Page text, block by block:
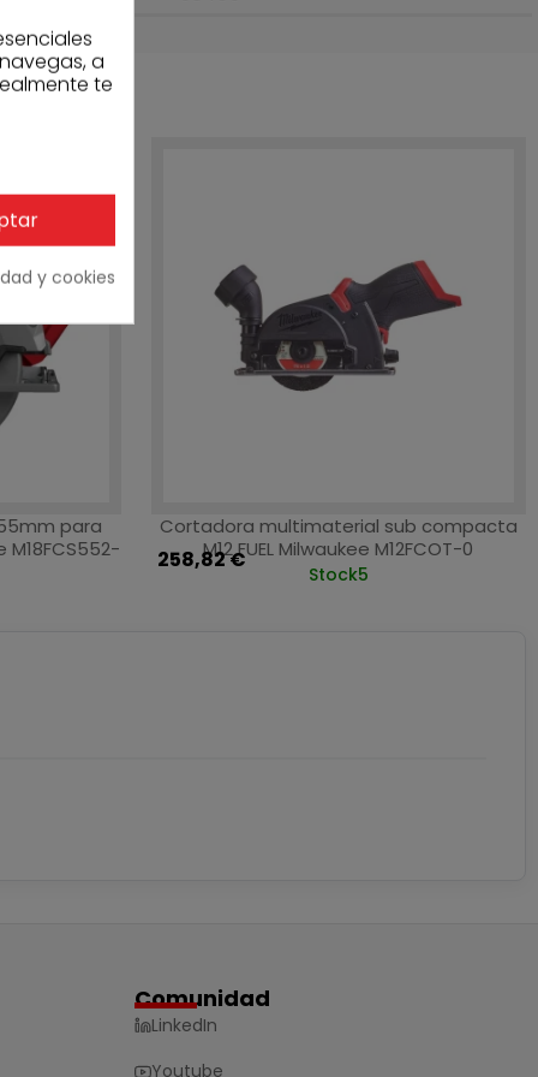
55mm para
Cortadora multimaterial sub compacta
M12 FUEL Milwaukee M12FCOT-0
258,82 €
Stock5
Comunidad
LinkedIn
Youtube
a
te
y cookies